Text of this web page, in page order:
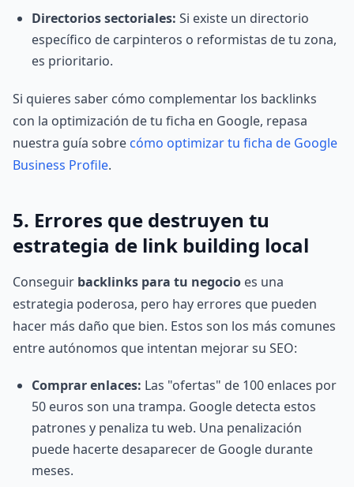
Directorios sectoriales: Si existe un directorio
específico de carpinteros o reformistas de tu zona,
es prioritario.
Si quieres saber cómo complementar los backlinks
con la optimización de tu ficha en Google, repasa
nuestra guía sobre cómo optimizar tu ficha de Google
Business Profile.
5. Errores que destruyen tu
estrategia de link building local
Conseguir backlinks para tu negocio es una
estrategia poderosa, pero hay errores que pueden
hacer más daño que bien. Estos son los más comunes
entre autónomos que intentan mejorar su SEO:
Comprar enlaces: Las "ofertas" de 100 enlaces por
50 euros son una trampa. Google detecta estos
patrones y penaliza tu web. Una penalización
puede hacerte desaparecer de Google durante
meses.